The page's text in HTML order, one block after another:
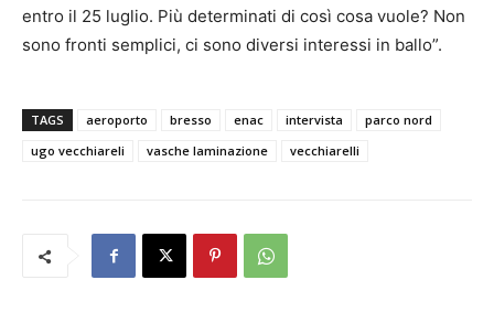
entro il 25 luglio. Più determinati di così cosa vuole? Non
sono fronti semplici, ci sono diversi interessi in ballo”.
TAGS aeroporto bresso enac intervista
parco nord
ugo vecchiareli
vasche laminazione vecchiarelli